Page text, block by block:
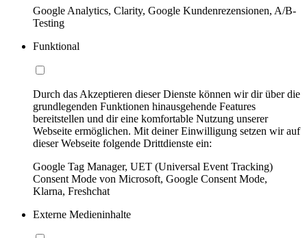
Google Analytics, Clarity, Google Kundenrezensionen, A/B-
Testing
Funktional
Durch das Akzeptieren dieser Dienste können wir dir über die
grundlegenden Funktionen hinausgehende Features
bereitstellen und dir eine komfortable Nutzung unserer
Webseite ermöglichen. Mit deiner Einwilligung setzen wir auf
dieser Webseite folgende Drittdienste ein:
Google Tag Manager, UET (Universal Event Tracking)
Consent Mode von Microsoft, Google Consent Mode,
Klarna, Freshchat
Externe Medieninhalte